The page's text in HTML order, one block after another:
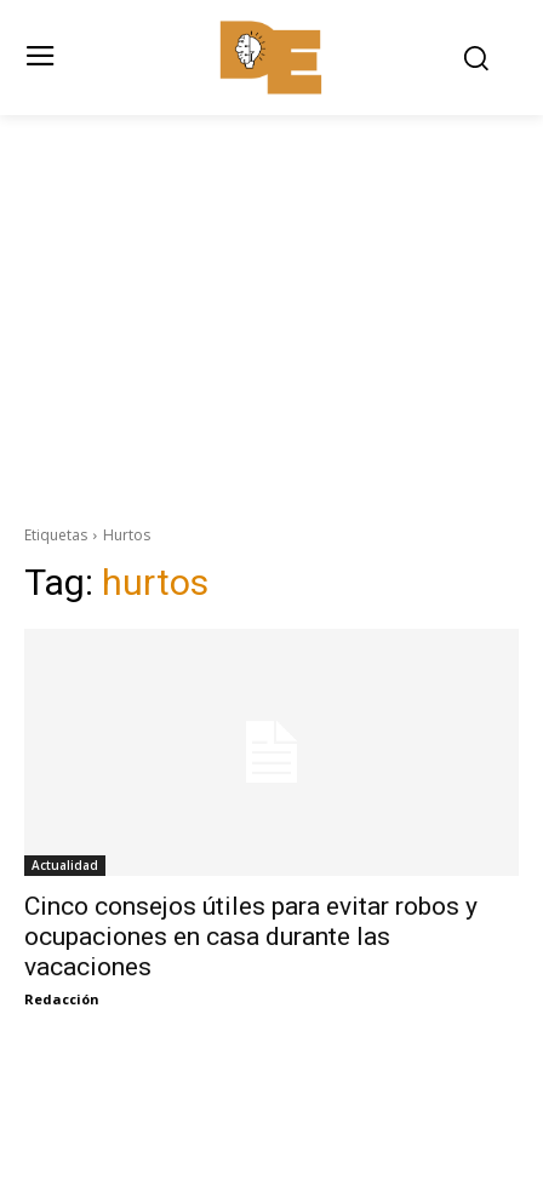
Etiquetas Hurtos
Tag: hurtos
Actualidad
Cinco consejos útiles para evitar robos y
ocupaciones en casa durante las
vacaciones
Redacción